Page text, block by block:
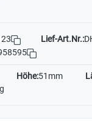
Lief-Art.Nr.:
Höhe:51mm